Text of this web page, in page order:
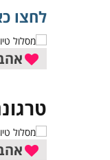
לחצו כאן כדי להכיר